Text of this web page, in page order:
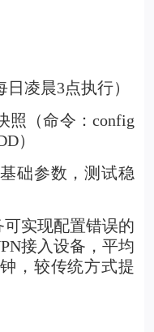
凌晨3点执行）
照（命令：config
）
础参数，测试稳
实现配置错误的
接入设备，平均
，较传统方式提